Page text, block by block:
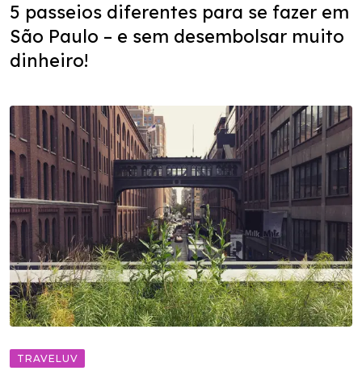
5 passeios diferentes para se fazer em
São Paulo – e sem desembolsar muito
dinheiro!
TRAVELUV